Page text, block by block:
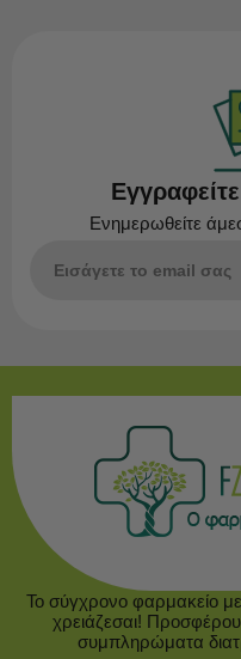
Ενημερωθείτε
Το σύγχρονο φαρμακείο
χρειάζεσαι!
συμπληρώματα